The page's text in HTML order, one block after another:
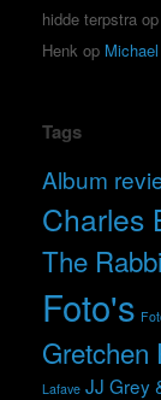
hidde terpstra op
Henk op
Tags
Album
Charles
The
Foto's
Gretchen
Lafave JJ Grey